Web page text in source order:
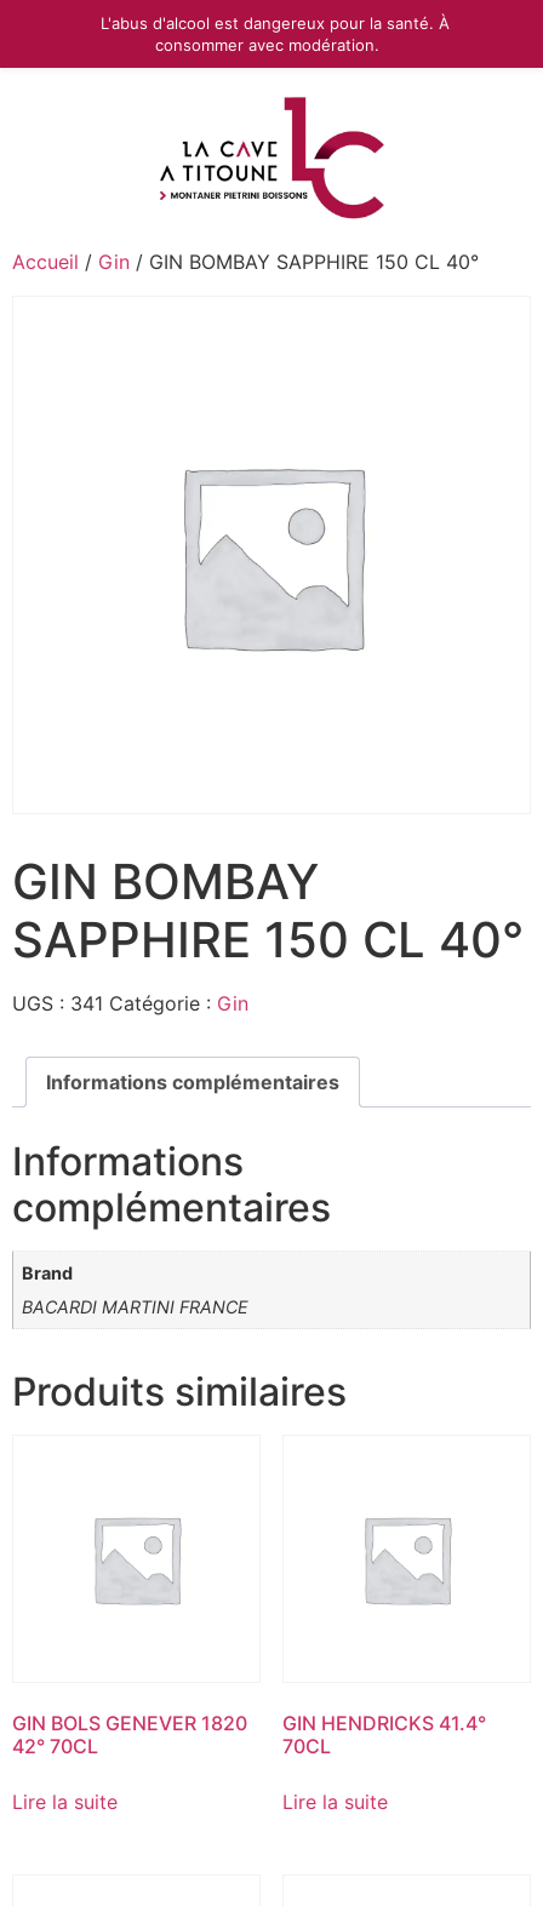
Accueil / Gin / GIN BOMBAY SAPPHIRE 150 CL 40°
GIN BOMBAY
SAPPHIRE 150 CL 40°
UGS : 341 Catégorie : Gin
Informations complémentaires
Informations
complémentaires
Brand
BACARDI MARTINI FRANCE
Produits similaires
GIN BOLS GENEVER 1820
42° 70CL
Lire la suite
GIN HENDRICKS 41.4°
70CL
Lire la suite
L'abus d'alcool est dangereux pour la santé. À
consommer avec modération.